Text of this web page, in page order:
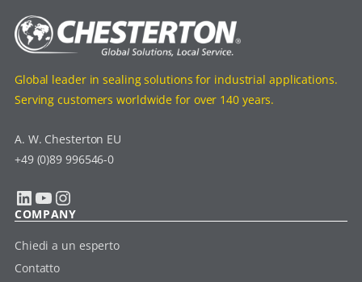
Global leader in sealing solutions for industrial applications.
Serving customers worldwide for over 140 years.
A. W. Chesterton EU
+49 (0)89 996546-0
LinkedIn YouTube Instagram
COMPANY
Chiedi a un esperto
Contatto